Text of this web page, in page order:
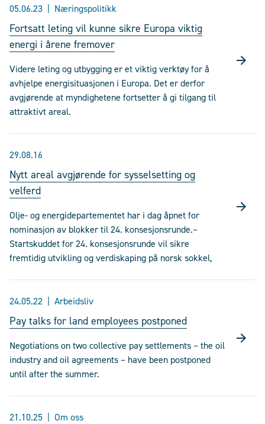
05.06.23 Næringspolitikk
Fortsatt leting vil kunne sikre Europa viktig
energi i årene fremover
Videre leting og utbygging er et viktig verktøy for å
avhjelpe energisituasjonen i Europa. Det er derfor
avgjørende at myndighetene fortsetter å gi tilgang til
attraktivt areal.
29.08.16
Nytt areal avgjørende for sysselsetting og
velferd
Olje- og energidepartementet har i dag åpnet for
nominasjon av blokker til 24. konsesjonsrunde.–
Startskuddet for 24. konsesjonsrunde vil sikre
fremtidig utvikling og verdiskaping på norsk sokkel,
24.05.22 Arbeidsliv
Pay talks for land employees postponed
Negotiations on two collective pay settlements – the oil
industry and oil agreements – have been postponed
until after the summer.
21.10.25 Om oss